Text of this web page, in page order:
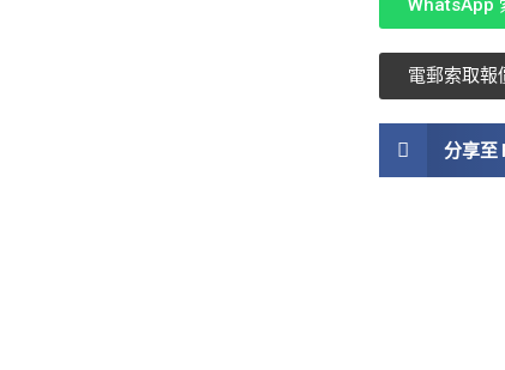
WhatsApp
電郵索取報
分享